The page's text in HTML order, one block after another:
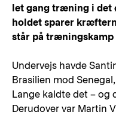
let gang træning i det
holdet sparer
står på træningskamp
Undervejs havde
Brasilien mod
Lange kaldte det – og
Derudover var Martin